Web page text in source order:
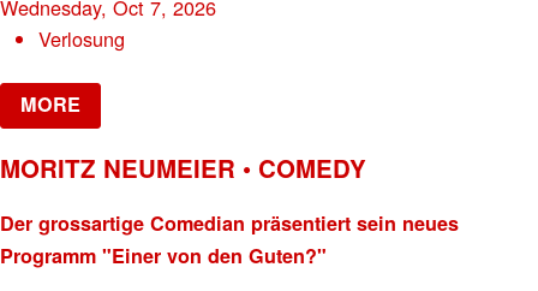
Wednesday, Oct 7, 2026
Verlosung
MORE
MORITZ NEUMEIER • COMEDY
Der grossartige Comedian präsentiert sein neues
Programm "Einer von den Guten?"